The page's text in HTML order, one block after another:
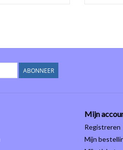
ABONNEER
Mijn
Registreren
Mijn